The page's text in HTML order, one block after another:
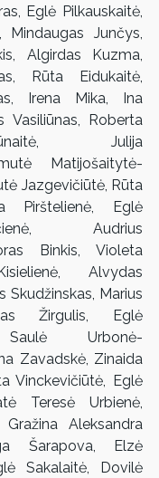
Eglė Pilkauskaitė,
Mindaugas Junčys,
Algirdas Kuzma,
Rūta Eidukaitė,
Irena Mika, Ina
Vasiliūnas, Roberta
Julija
Matijošaitytė-
Jazgevičiūtė, Rūta
Pirštelienė, Eglė
Audrius
Binkis, Violeta
Alvydas
Skudžinskas, Marius
Žirgulis, Eglė
Saulė Urbonė-
Zavadskė, Zinaida
Vinckevičiūtė, Eglė
Teresė Urbienė,
Aleksandra
Šarapova, Elzė
Sakalaitė, Dovilė